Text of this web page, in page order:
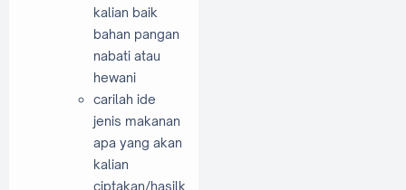
kalian baik
bahan pangan
nabati atau
hewani
carilah ide
jenis makanan
apa yang akan
kalian
ciptakan/hasilk